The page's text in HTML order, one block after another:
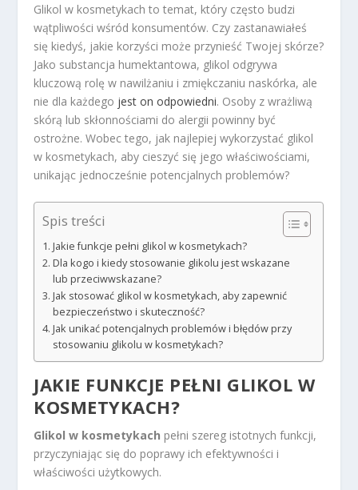
Glikol w kosmetykach to temat, który często budzi
wątpliwości wśród konsumentów. Czy zastanawiałeś
się kiedyś, jakie korzyści może przynieść Twojej skórze?
Jako substancja humektantowa, glikol odgrywa
kluczową rolę w nawilżaniu i zmiękczaniu naskórka, ale
nie dla każdego jest on odpowiedni. Osoby z wrażliwą
skórą lub skłonnościami do alergii powinny być
ostrożne. Wobec tego, jak najlepiej wykorzystać glikol
w kosmetykach, aby cieszyć się jego właściwościami,
unikając jednocześnie potencjalnych problemów?
Spis treści
Jakie funkcje pełni glikol w kosmetykach?
Dla kogo i kiedy stosowanie glikolu jest wskazane
lub przeciwwskazane?
Jak stosować glikol w kosmetykach, aby zapewnić
bezpieczeństwo i skuteczność?
Jak unikać potencjalnych problemów i błędów przy
stosowaniu glikolu w kosmetykach?
JAKIE FUNKCJE PEŁNI GLIKOL W
KOSMETYKACH?
Glikol w kosmetykach pełni szereg istotnych funkcji,
przyczyniając się do poprawy ich efektywności i
właściwości użytkowych.